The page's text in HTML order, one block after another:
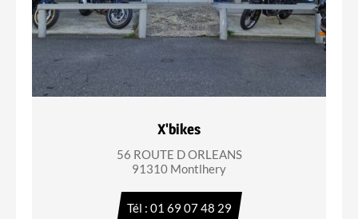
X'bikes
56 ROUTE D ORLEANS
91310 Montlhery
Tél : 01 69 07 48 29